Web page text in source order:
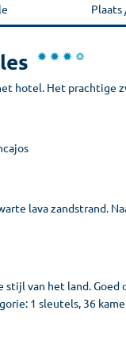
Plaats
hotel. Het prachtige
lava zandstrand.
van het land.
1 sleutels, 36